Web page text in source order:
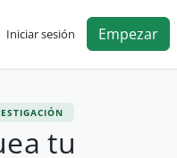
Iniciar sesión Empezar
tu